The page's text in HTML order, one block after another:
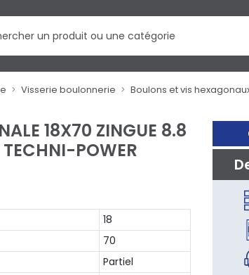
Visserie boulonnerie
Boulons et vis
18X70 ZINGUE 8.8
TECHNI-POWER
18
70
Partiel